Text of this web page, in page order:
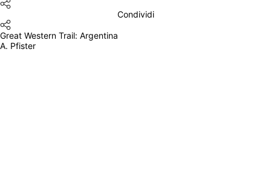
Condividi
Great Western Trail: Argentina
A. Pfister